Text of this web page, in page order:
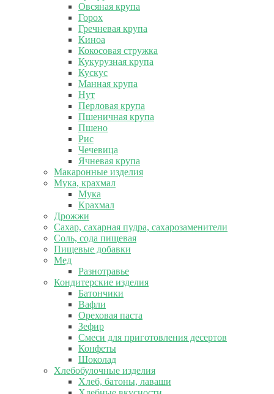
Овсяная крупа
Горох
Гречневая крупа
Киноа
Кокосовая стружка
Кукурузная крупа
Кускус
Манная крупа
Нут
Перловая крупа
Пшеничная крупа
Пшено
Рис
Чечевица
Ячневая крупа
Макаронные изделия
Мука, крахмал
Мука
Крахмал
Дрожжи
Сахар, сахарная пудра, сахарозаменители
Соль, сода пищевая
Пищевые добавки
Мед
Разнотравье
Кондитерские изделия
Батончики
Вафли
Ореховая паста
Зефир
Смеси для приготовления десертов
Конфеты
Шоколад
Хлебобулочные изделия
Хлеб, батоны, лаваши